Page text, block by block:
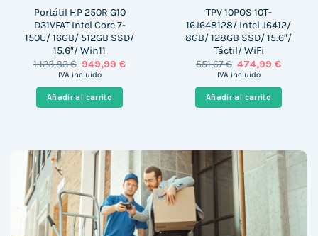
Portátil HP 250R G10
D31VFAT Intel Core 7-
150U/ 16GB/ 512GB SSD/
15.6″/ Win11
1.123,83€ El
precio
era:
1.123,83 €.
949,99€El
IVA incluido
Añadir al carrito
TPV 10POS 10T-
16J648128/ Intel J6412/
8GB/ 128GB SSD/ 15.6″/
Táctil/ WiFi
551,67€ El
precio
era:
551,67 €.
474,99€El
es:
474,99
IVA incluido
Añadir al carrito